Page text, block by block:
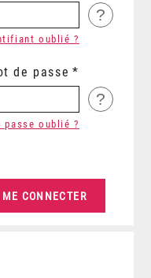
?
oublié ?
de passe
?
passe oublié ?